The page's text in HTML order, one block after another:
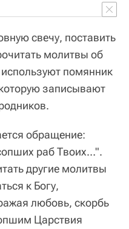
свечу, поставить
молитвы об
помянник
записывают
обращение:
раб Твоих…".
другие молитвы
к Богу,
любовь, скорбь
Царствия